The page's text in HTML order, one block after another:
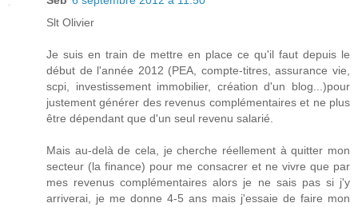
Slt Olivier
Je suis en train de mettre en place ce qu'il faut depuis le
début de l'année 2012 (PEA, compte-titres, assurance vie,
scpi, investissement immobilier, création d'un blog...)pour
justement générer des revenus complémentaires et ne plus
être dépendant que d'un seul revenu salarié.
Mais au-delà de cela, je cherche réellement à quitter mon
secteur (la finance) pour me consacrer et ne vivre que par
mes revenus complémentaires alors je ne sais pas si j'y
arriverai, je me donne 4-5 ans mais j'essaie de faire mon